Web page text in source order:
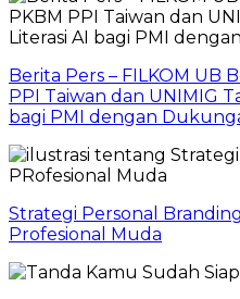
Berita Pers – FILKOM UB
PPI Taiwan dan UNIMIG
bagi PMI dengan
Strategi Personal
Profesional Muda